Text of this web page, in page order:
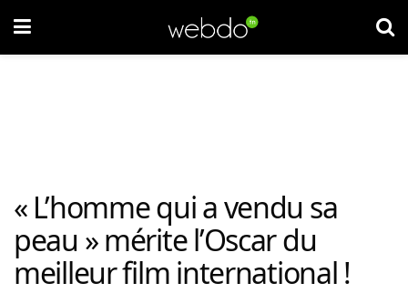
« L’homme qui a vendu sa
peau » mérite l’Oscar du
meilleur film international !